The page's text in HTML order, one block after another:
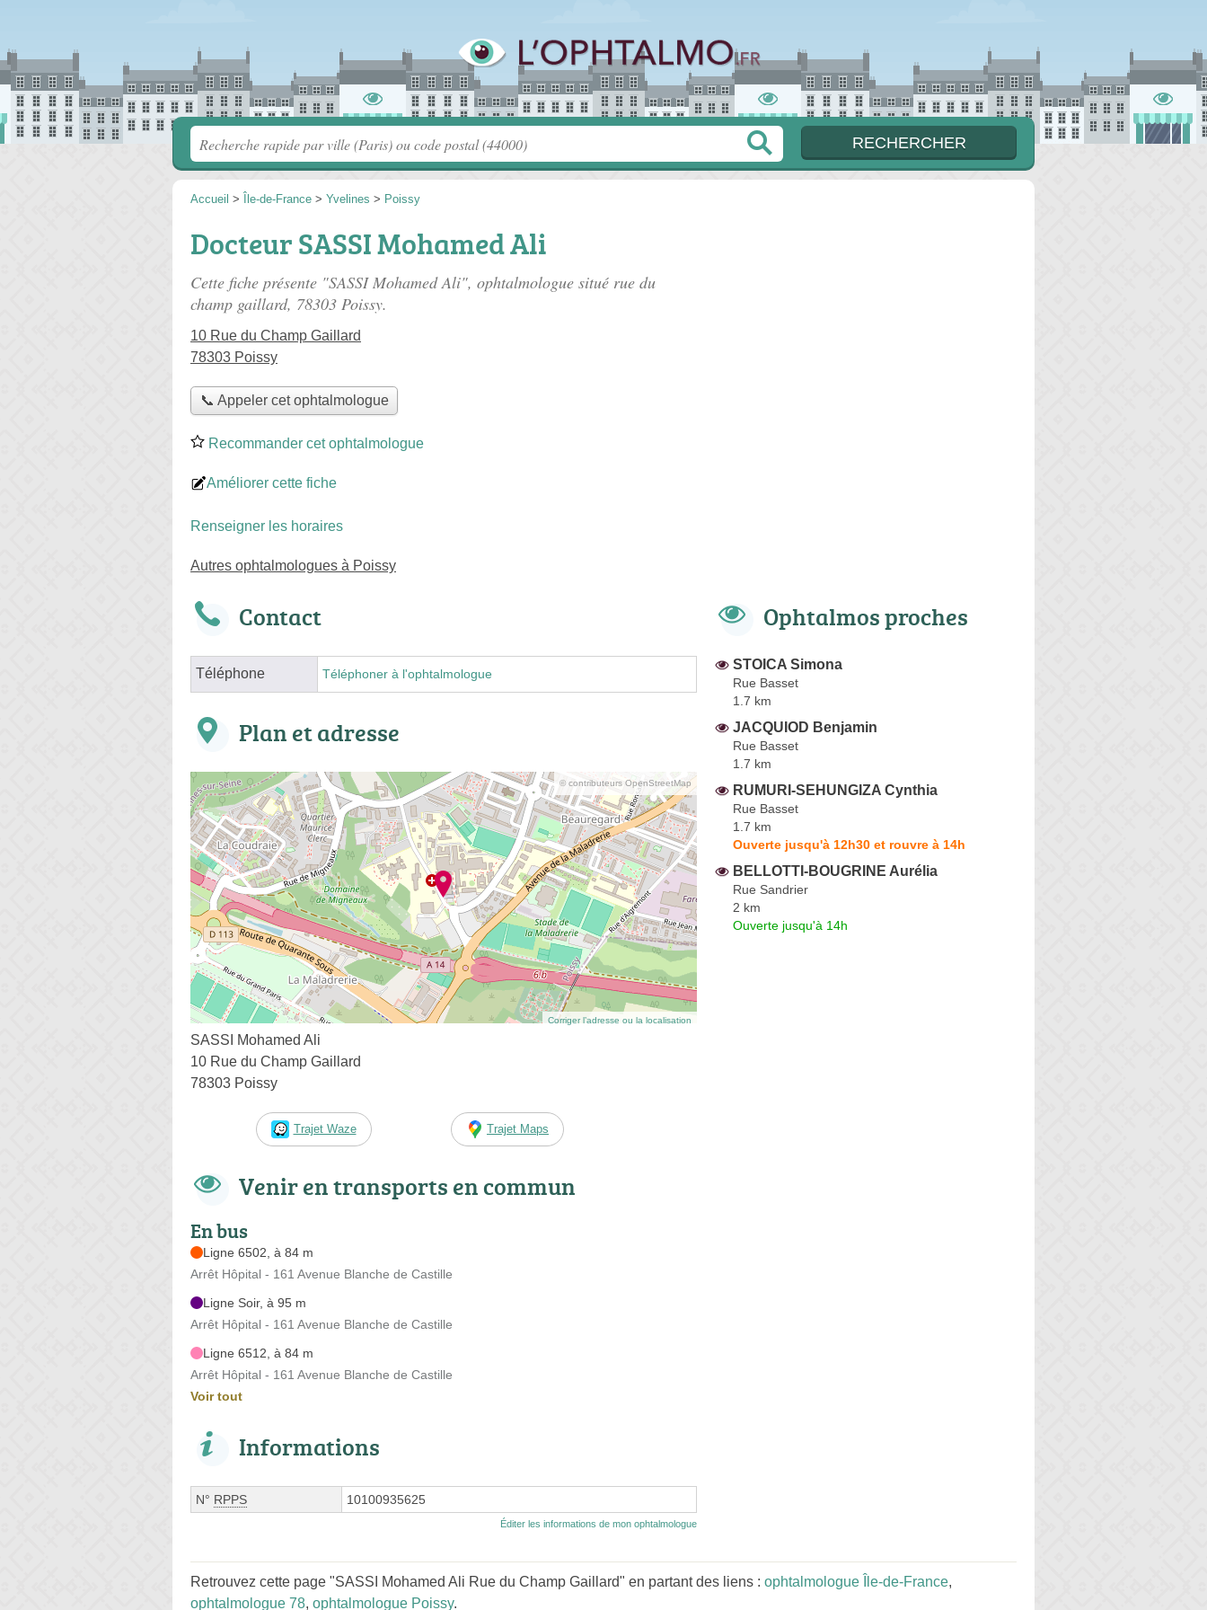
Accueil > Île-de-France > Yvelines > Poissy
Docteur SASSI Mohamed Ali
Cette fiche présente "SASSI Mohamed Ali", ophtalmologue situé rue du
champ gaillard, 78303 Poissy.
10 Rue du Champ Gaillard
78303 Poissy
📞 Appeler cet ophtalmologue
Recommander cet ophtalmologue
Améliorer cette fiche
Renseigner les horaires
Autres ophtalmologues à Poissy
Contact
Téléphone Téléphoner à l'ophtalmologue
Plan et adresse
© contributeurs OpenStreetMap
Corriger l’adresse ou la localisation
SASSI Mohamed Ali
10 Rue du Champ Gaillard
78303 Poissy
Trajet Waze Trajet Maps
Venir en transports en commun
En bus
Ligne 6502, à 84 m
Arrêt Hôpital - 161 Avenue Blanche de Castille
Ligne Soir, à 95 m
Arrêt Hôpital - 161 Avenue Blanche de Castille
Ligne 6512, à 84 m
Arrêt Hôpital - 161 Avenue Blanche de Castille
Voir tout
Informations
N° RPPS 10100935625
Éditer les informations de mon ophtalmologue
Ophtalmos proches
STOICA Simona
Rue Basset
1.7 km
JACQUIOD Benjamin
Rue Basset
1.7 km
RUMURI-SEHUNGIZA Cynthia
Rue Basset
1.7 km
Ouverte jusqu'à 12h30 et rouvre à 14h
BELLOTTI-BOUGRINE Aurélia
Rue Sandrier
2 km
Ouverte jusqu'à 14h
Retrouvez cette page "SASSI Mohamed Ali Rue du Champ Gaillard" en partant des liens : ophtalmologue Île-de-France,
ophtalmologue 78, ophtalmologue Poissy.